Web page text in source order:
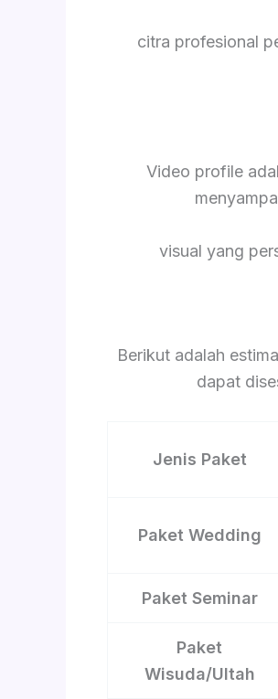
citra profesional
Video profile
visual yang
Berikut adalah
dapat
Jenis Paket
Paket Wedding
Paket Seminar
Paket
Wisuda/Ultah